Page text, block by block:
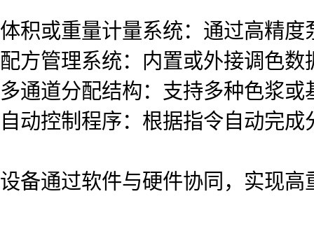
体积或重量计量系统：通过高精
配方管理系统：内置或外接调色
多通道分配结构：支持多种色浆或
自动控制程序：根据指令自动完成
设备通过软件与硬件协同，实现高